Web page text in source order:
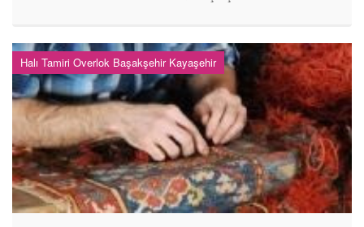
Halı Tamiri Overlok Başakşehir Kayaşehir